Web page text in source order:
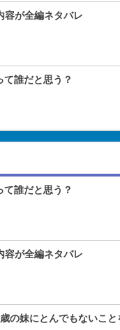
容が全編ネタバレ
て誰だと思う？
て誰だと思う？
容が全編ネタバレ
の妹にとんでもないこ